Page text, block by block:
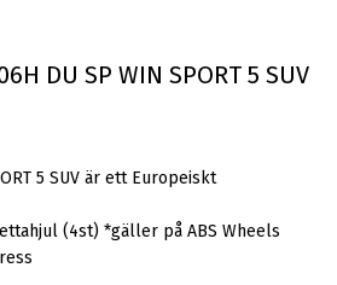
DU SP WIN SPORT 5 SUV
5 SUV är ett Europeiskt
(4st) *gäller på ABS Wheels